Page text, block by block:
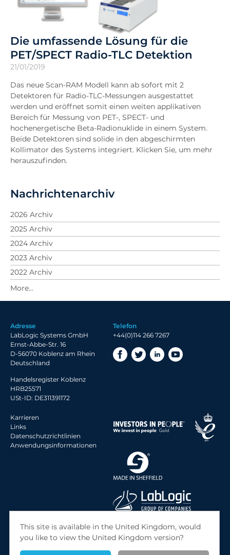
Die umfassende Lösung für die
PET/SPECT Radio-TLC Detektion
21/01/2019
Das neue Scan-RAM Modell kann ab sofort mit 2
Detektoren für Radio-TLC-Messungen ausgestattet
werden und eröffnet somit einen weiten applikativen
Bereich für Messung von PET-, SPECT- und
hochenergetische Beta-Radionuklide in einem System.
Beide Detektoren sind solide in den abgeschirmten
Kollimator des Systems integriert. Klicken Sie, um mehr
herauszufinden.
Nachrichtenarchiv
2026 Archiv
2025 Archiv
2024 Archiv
2023 Archiv
2022 Archiv
2021 Archiv
2020 Archiv
2018 Archiv
Adresse
LabLogic Systems GmbH
Ernst-Abbe-Str. 16
D-56070 Koblenz am Rhein
Deutschland
Handelsregister Koblenz
HRB25571
USt-ID: DE311391172
Telefon
+44(0)114 266 7267
Karrieren
Links
Datenschutzrichtlinien
Anwendungsinformationen
© 2026 LabLogic Systems Ltd.
Site by Jack Sleight
This site is available in the United Kingdom, would
you like to view the United Kingdom version?